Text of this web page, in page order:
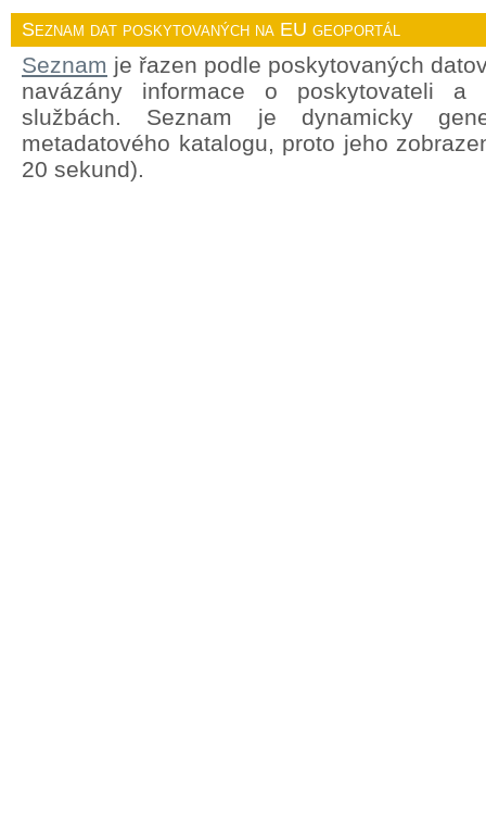
Seznam dat poskytovaných na EU geoportál
Seznam je řazen podle poskytovaných
navázány informace o poskytovateli a
službách. Seznam je dynamicky
metadatového katalogu, proto jeho
20 sekund).